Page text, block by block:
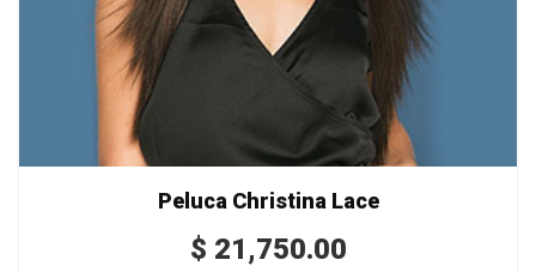
Peluca Christina Lace
$ 21,750.00